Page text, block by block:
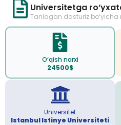
Universitetga
Tanlagan dasturiz bo‘yicha
O‘qish narxi
24500$
Universitet
Istanbul Istinye Universiteti